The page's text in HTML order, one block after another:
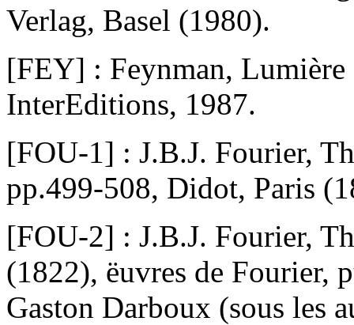
Verlag, Basel (1980).
[FEY] : Feynman, Lumière
InterEditions, 1987.
[FOU-1] : J.B.J. Fourier,
pp.499-508, Didot, Paris
[FOU-2] : J.B.J. Fourier,
(1822), ëuvres de Fourier,
Gaston Darboux (sous les